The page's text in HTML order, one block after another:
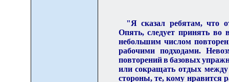
"Я сказал ребятам, что
Опять, следует принять во
небольшим числом
рабочими подходами.
повторений в базовых
или сокращать отдых между
стороны, те, кому нравится